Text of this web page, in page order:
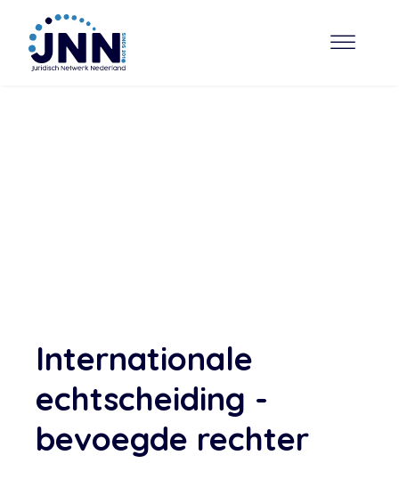
Internationale
echtscheiding -
bevoegde rechter